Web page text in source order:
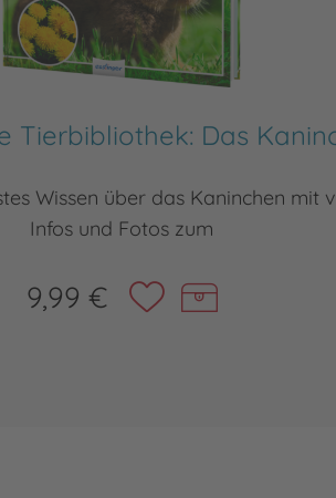
Tierbibliothek: Das
Wissen über das Kaninchen mit
Infos und Fotos zum
9,99 €